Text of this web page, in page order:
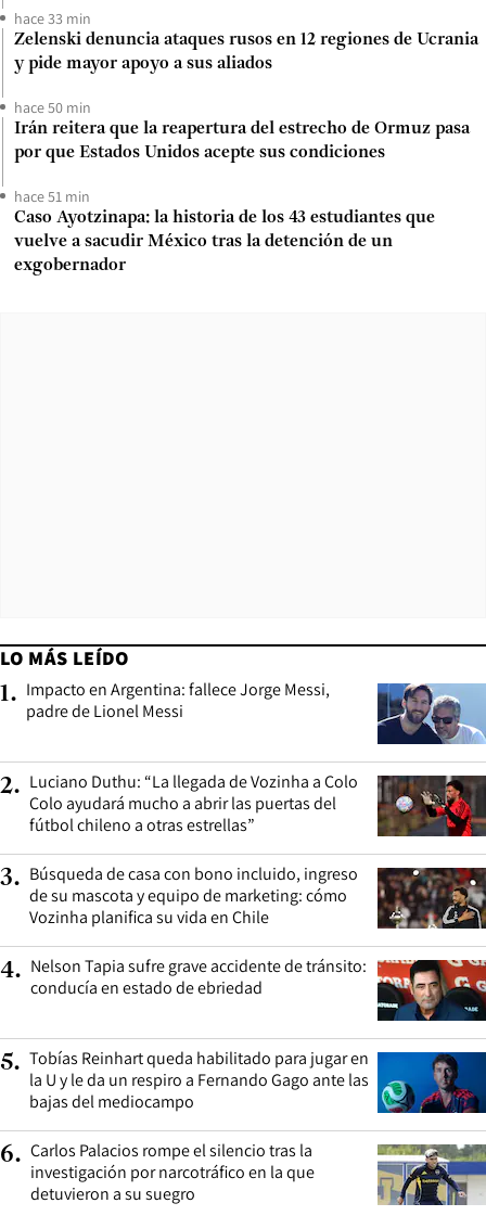
hace 33 min
Zelenski denuncia ataques rusos en 12 regiones de Ucrania
y pide mayor apoyo a sus aliados
hace 50 min
Irán reitera que la reapertura del estrecho de Ormuz pasa
por que Estados Unidos acepte sus condiciones
hace 51 min
Caso Ayotzinapa: la historia de los 43 estudiantes que
vuelve a sacudir México tras la detención de un
exgobernador
LO MÁS LEÍDO
1. Impacto en Argentina: fallece Jorge Messi,
padre de Lionel Messi
2. Luciano Duthu: “La llegada de Vozinha a Colo
Colo ayudará mucho a abrir las puertas del
fútbol chileno a otras estrellas”
3. Búsqueda de casa con bono incluido, ingreso
de su mascota y equipo de marketing: cómo
Vozinha planifica su vida en Chile
4. Nelson Tapia sufre grave accidente de tránsito:
conducía en estado de ebriedad
5. Tobías Reinhart queda habilitado para jugar en
la U y le da un respiro a Fernando Gago ante las
bajas del mediocampo
6. Carlos Palacios rompe el silencio tras la
investigación por narcotráfico en la que
detuvieron a su suegro